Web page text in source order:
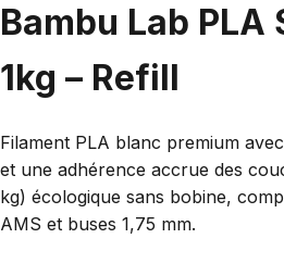
Bambu Lab PLA
1kg – Refill
Filament PLA blanc premium
et une adhérence accrue des
kg) écologique sans bobine,
AMS et buses 1,75 mm.